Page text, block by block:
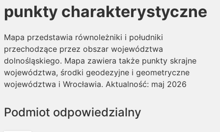
punkty charakterystyczne
Mapa przedstawia równoleżniki i południki
przechodzące przez obszar województwa
dolnośląskiego. Mapa zawiera także punkty skrajne
województwa, środki geodezyjne i geometryczne
województwa i Wrocławia. Aktualność: maj 2026
Podmiot odpowiedzialny